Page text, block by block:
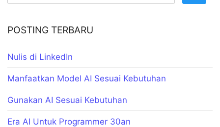
POSTING TERBARU
Nulis di LinkedIn
Manfaatkan Model AI Sesuai Kebutuhan
Gunakan AI Sesuai Kebutuhan
Era AI Untuk Programmer 30an